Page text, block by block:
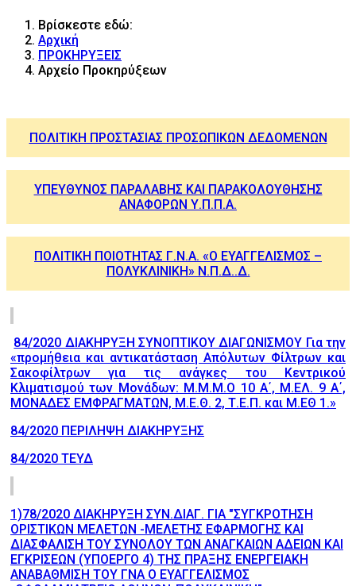
Βρίσκεστε εδώ:
Αρχική
ΠΡΟΚΗΡΥΞΕΙΣ
Αρχείο Προκηρύξεων
ΠΟΛΙΤΙΚΗ ΠΡΟΣΤΑΣΙΑΣ ΠΡΟΣΩΠΙΚΩΝ ΔΕΔΟΜΕΝΩΝ
ΥΠΕΥΘΥΝΟΣ ΠΑΡΑΛΑΒΗΣ ΚΑΙ ΠΑΡΑΚΟΛΟΥΘΗΣΗΣ
ΑΝΑΦΟΡΩΝ Υ.Π.Π.Α.
ΠΟΛΙΤΙΚΗ ΠΟΙΟΤΗΤΑΣ Γ.Ν.Α. «Ο ΕΥΑΓΓΕΛΙΣΜΟΣ –
ΠΟΛΥΚΛΙΝΙΚΗ» Ν.Π.Δ..Δ.
84/2020 ΔΙΑΚΗΡΥΞΗ ΣΥΝΟΠΤΙΚΟΥ ΔΙΑΓΩΝΙΣΜΟΥ Για την
«προμήθεια και αντικατάσταση Απόλυτων Φίλτρων και
Σακοφίλτρων για τις ανάγκες του Κεντρικού
Κλιματισμού των Μονάδων: Μ.Μ.Μ.Ο 10 Α΄, Μ.ΕΛ. 9 Α΄,
ΜΟΝΑΔΕΣ ΕΜΦΡΑΓΜΑΤΩΝ, Μ.Ε.Θ. 2, Τ.Ε.Π. και Μ.ΕΘ 1.»
84/2020 ΠΕΡΙΛΗΨΗ ΔΙΑΚΗΡΥΞΗΣ
84/2020 ΤΕΥΔ
1)78/2020 ΔΙΑΚΗΡΥΞΗ ΣΥΝ.ΔΙΑΓ. ΓΙΑ "ΣΥΓΚΡΟΤΗΣΗ
ΟΡΙΣΤΙΚΩΝ ΜΕΛΕΤΩΝ -ΜΕΛΕΤΗΣ ΕΦΑΡΜΟΓΗΣ ΚΑΙ
ΔΙΑΣΦΑΛΙΣΗ ΤΟΥ ΣΥΝΟΛΟΥ ΤΩΝ ΑΝΑΓΚΑΙΩΝ ΑΔΕΙΩΝ ΚΑΙ
ΕΓΚΡΙΣΕΩΝ (ΥΠΟΕΡΓΟ 4) ΤΗΣ ΠΡΑΞΗΣ ΕΝΕΡΓΕΙΑΚΗ
ΑΝΑΒΑΘΜΙΣΗ ΤΟΥ ΓΝΑ Ο ΕΥΑΓΓΕΛΙΣΜΟΣ